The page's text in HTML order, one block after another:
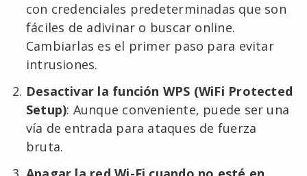
con credenciales predeterminadas que son
fáciles de adivinar o buscar online.
Cambiarlas es el primer paso para evitar
intrusiones.
Desactivar la función WPS (WiFi Protected
Setup): Aunque conveniente, puede ser una
vía de entrada para ataques de fuerza
bruta.